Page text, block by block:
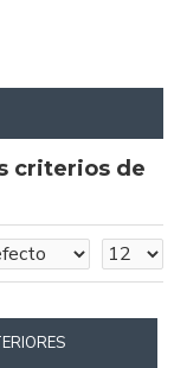
criterios de